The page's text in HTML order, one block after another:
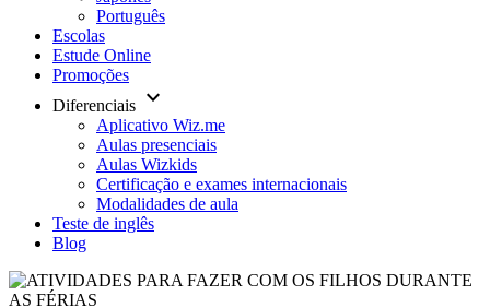
Português
Escolas
Estude Online
Promoções
Diferenciais keyboard_arrow_down
Aplicativo Wiz.me
Aulas presenciais
Aulas Wizkids
Certificação e exames internacionais
Modalidades de aula
Teste de inglês
Blog